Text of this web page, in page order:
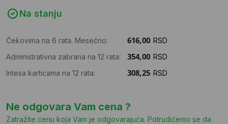
Na stanju
Čekovima na 6 rata. Mesečno:
RSD
Administrativna zabrana na 12 rata:
RSD
Intesa karticama na 12 rata:
RSD
Ne odgovara Vam cena ?
Zatražite cenu koja Vam je odgovarajuća. Potrudićemo se da